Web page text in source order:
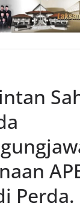
Perda.